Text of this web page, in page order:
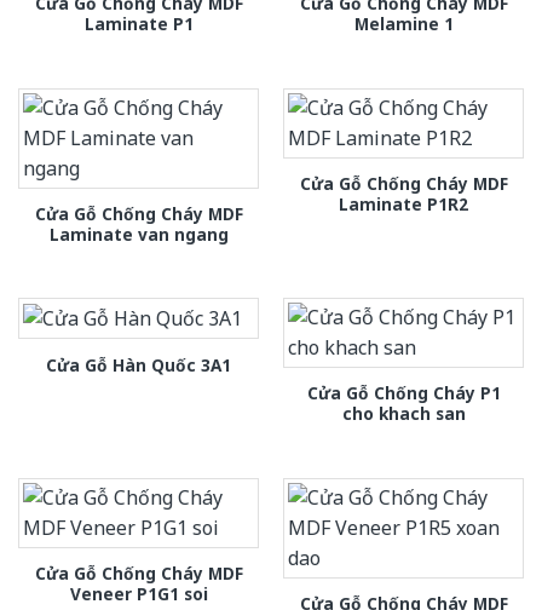
Laminate P1
Melamine 1
Cửa Gỗ Chống Cháy MDF
Laminate van ngang
Cửa Gỗ Chống Cháy MDF
Laminate P1R2
Cửa Gỗ Hàn Quốc 3A1
Cửa Gỗ Chống Cháy P1
cho khach san
Cửa Gỗ Chống Cháy MDF
Veneer P1G1 soi
Cửa Gỗ Chống Cháy MDF